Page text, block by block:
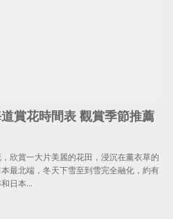
賞花時間表 觀賞季節推薦
欣賞一大片美麗的花田，浸沉在薰衣草的
最北端，冬天下雪至到雪完全融化，約有
日本…